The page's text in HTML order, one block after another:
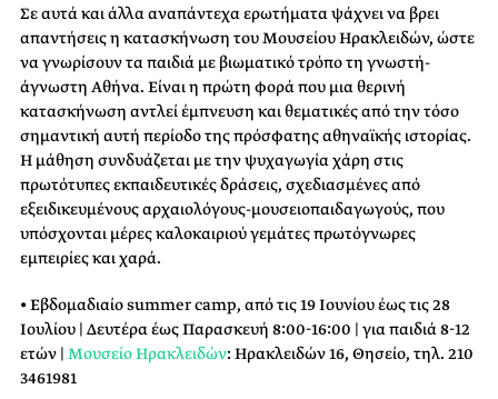
Σε αυτά και άλλα αναπάντεχα ερωτήματα ψάχνει να βρει
απαντήσεις η κατασκήνωση του Μουσείου Ηρακλειδών, ώστε
να γνωρίσουν τα παιδιά με βιωματικό τρόπο τη γνωστή-
άγνωστη Αθήνα. Είναι η πρώτη φορά που μια θερινή
κατασκήνωση αντλεί έμπνευση και θεματικές από την τόσο
σημαντική αυτή περίοδο της πρόσφατης αθηναϊκής ιστορίας.
Η μάθηση συνδυάζεται με την ψυχαγωγία χάρη στις
πρωτότυπες εκπαιδευτικές δράσεις, σχεδιασμένες από
εξειδικευμένους αρχαιολόγους-μουσειοπαιδαγωγούς, που
υπόσχονται μέρες καλοκαιριού γεμάτες πρωτόγνωρες
εμπειρίες και χαρά.
• Εβδομαδιαίο summer camp, από τις 19 Ιουνίου έως τις 28
Ιουλίου | Δευτέρα έως Παρασκευή 8:00-16:00 | για παιδιά 8-12
ετών | Μουσείο Ηρακλειδών: Ηρακλειδών 16, Θησείο, τηλ. 210
3461981